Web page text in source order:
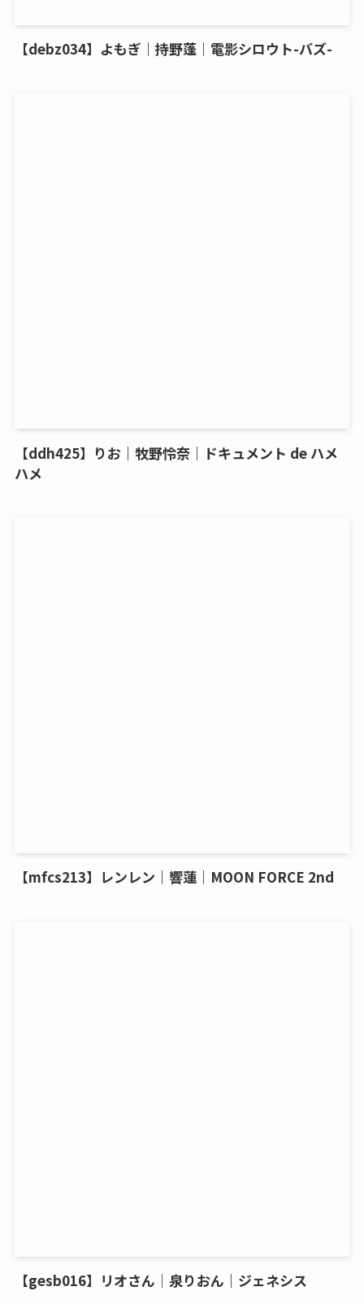
【debz034】よもぎ｜持野蓬｜電影シロウト-バズ-
【ddh425】りお｜牧野怜奈｜ドキュメント de ハメ
ハメ
【mfcs213】レンレン｜響蓮｜MOON FORCE 2nd
【gesb016】リオさん｜泉りおん｜ジェネシス